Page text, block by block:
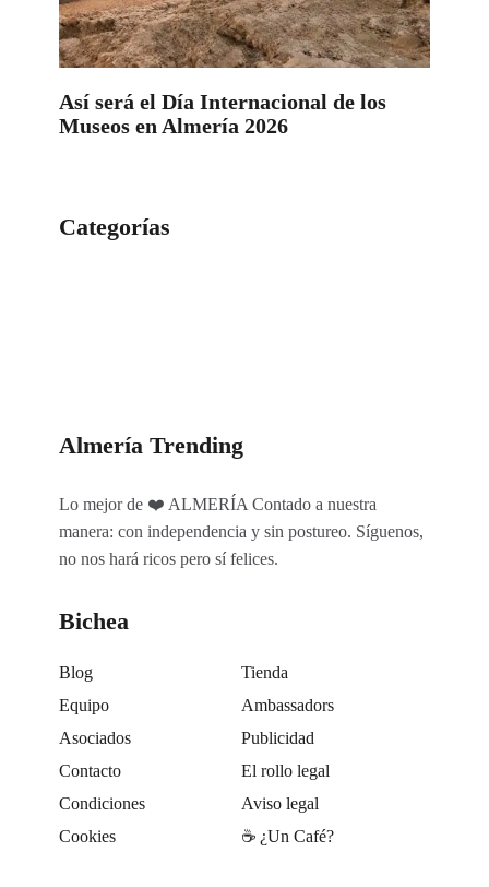
Así será el Día Internacional de los
Museos en Almería 2026
Categorías
Almería Trending
Lo mejor de ❤️ ALMERÍA Contado a nuestra
manera: con independencia y sin postureo. Síguenos,
no nos hará ricos pero sí felices.
Bichea
Blog
Tienda
Equipo
Ambassadors
Asociados
Publicidad
Contacto
El rollo legal
Condiciones
Aviso legal
Cookies
☕️ ¿Un Café?